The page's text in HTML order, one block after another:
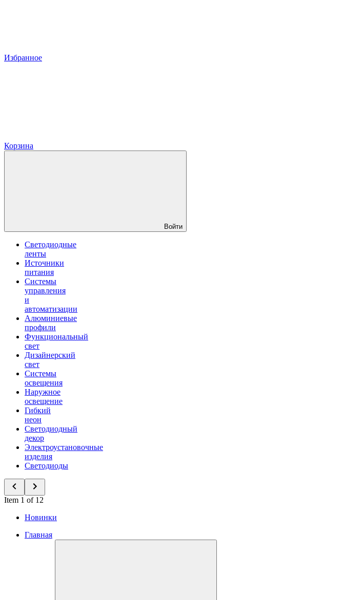
Избранное
Корзина
Войти
Светодиодные
ленты
Источники
питания
Системы
управления
и
автоматизации
Алюминиевые
профили
Функциональный
свет
Дизайнерский
свет
Системы
освещения
Наружное
освещение
Гибкий
неон
Светодиодный
декор
Электроустановочные
изделия
Светодиоды
Item 1 of 12
Новинки
Главная